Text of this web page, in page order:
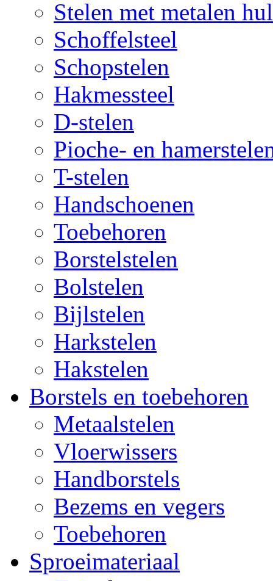
Stelen met metalen
Schoffelsteel
Schopstelen
Hakmessteel
D-stelen
Pioche- en
T-stelen
Handschoenen
Toebehoren
Borstelstelen
Bolstelen
Bijlstelen
Harkstelen
Hakstelen
Borstels en toebehoren
Metaalstelen
Vloerwissers
Handborstels
Bezems en vegers
Toebehoren
Sproeimateriaal